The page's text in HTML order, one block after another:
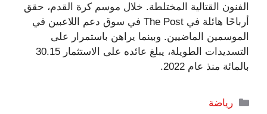
الفنون القتالية المختلطة. خلال موسم كرة القدم، حقق
أرباحًا هائلة في The Post في سوق دعم اللاعبين في
الموسمين الماضيين. وبينما يراهن باستمرار على
التسديدات الطويلة، يبلغ عائده على الاستثمار 30.15
بالمائة منذ عام 2022.
التصنيفات
رياضة